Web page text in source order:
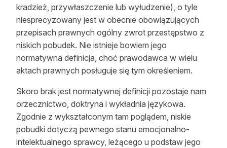
Reklama
Zostań autorem
Archiwum
Kontakt
kradzież, przywłaszczenie lub wyłudzenie), o tyle
niesprecyzowany jest w obecnie obowiązujących
przepisach prawnych ogólny zwrot przestępstwo z
niskich pobudek. Nie istnieje bowiem jego
normatywna definicja, choć prawodawca w wielu
aktach prawnych posługuje się tym określeniem.
Skoro brak jest normatywnej definicji pozostaje nam
orzecznictwo, doktryna i wykładnia językowa.
Zgodnie z wykształconym tam poglądem, niskie
pobudki dotyczą pewnego stanu emocjonalno-
intelektualnego sprawcy, leżącego u podstaw jego